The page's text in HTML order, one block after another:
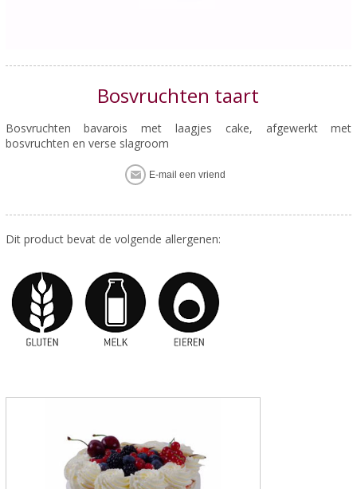
Bosvruchten taart
Bosvruchten bavarois met laagjes cake, afgewerkt met
bosvruchten en verse slagroom
Dit product bevat de volgende allergenen: